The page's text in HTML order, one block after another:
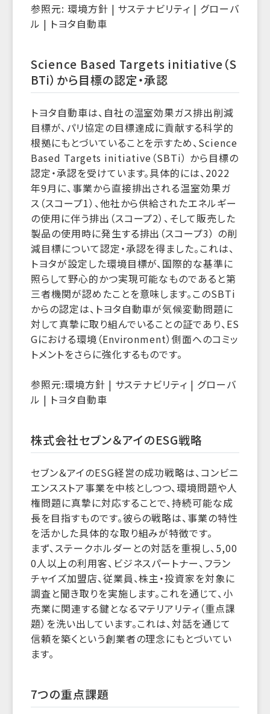
参照元: 環境方針 | サステナビリティ | グローバ
ル | トヨタ自動車
Science Based Targets initiative（S
BTi）から目標の認定・承認
トヨタ自動車は、自社の温室効果ガス排出削減
目標が、パリ協定の目標達成に貢献する科学的
根拠にもとづいていることを示すため、Science
Based Targets initiative（SBTi） から目標の
認定・承認を受けています。具体的には、2022
年9月に、事業から直接排出される温室効果ガ
ス（スコープ1）、他社から供給されたエネルギー
の使用に伴う排出（スコープ2）、そして販売した
製品の使用時に発生する排出（スコープ3） の削
減目標について認定・承認を得ました。これは、
トヨタが設定した環境目標が、国際的な基準に
照らして野心的かつ実現可能なものであると第
三者機関が認めたことを意味します。このSBTi
からの認定は、トヨタ自動車が気候変動問題に
対して真摯に取り組んでいることの証であり、ES
Gにおける環境（Environment）側面へのコミッ
トメントをさらに強化するものです。
参照元:環境方針 | サステナビリティ | グローバ
ル | トヨタ自動車
株式会社セブン＆アイのESG戦略
セブン＆アイのESG経営の成功戦略は、コンビニ
エンスストア事業を中核としつつ、環境問題や人
権問題に真摯に対応することで、持続可能な成
長を目指すものです。彼らの戦略は、事業の特性
を活かした具体的な取り組みが特徴です。
まず、ステークホルダーとの対話を重視し、5,00
0人以上の利用客、ビジネスパートナー、フラン
チャイズ加盟店、従業員、株主・投資家を対象に
調査と聞き取りを実施します。これを通じて、小
売業に関連する鍵となるマテリアリティ（重点課
題）を洗い出しています。これは、対話を通じて
信頼を築くという創業者の理念にもとづいてい
ます。
7つの重点課題